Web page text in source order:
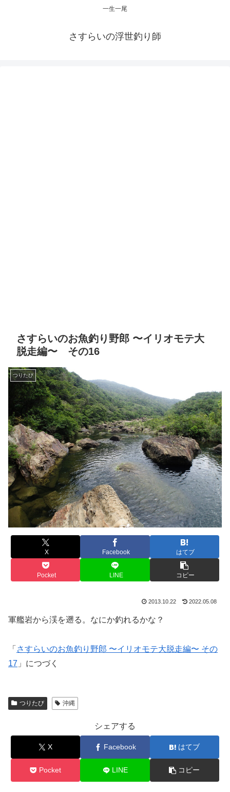
一生一尾
さすらいの浮世釣り師
さすらいのお魚釣り野郎 〜イリオモテ大
脱走編〜 その16
つりたび
X Facebook はてブ
Pocket LINE コピー
2013.10.22 2022.05.08
軍艦岩から渓を遡る。なにか釣れるかな？
「 さすらいのお魚釣り野郎 〜イリオモテ大脱走編〜 その
17 」につづく
つりたび 沖縄
シェアする
X Facebook はてブ
Pocket LINE コピー